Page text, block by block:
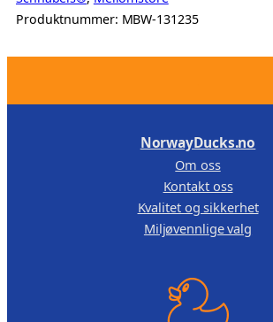
Produktnummer: MBW-131235
NorwayDucks.no
Om oss
Kontakt oss
Kvalitet og sikkerhet
Miljøvennlige valg